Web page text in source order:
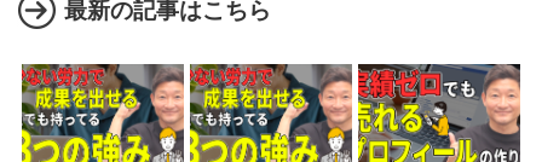
最新の記事はこちら